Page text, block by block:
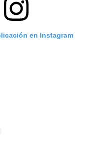
en Instagram